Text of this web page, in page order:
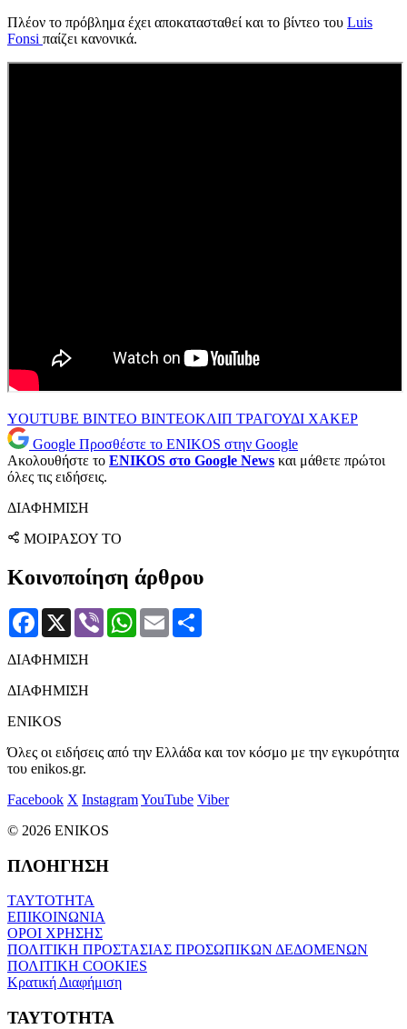
Πλέον το πρόβλημα έχει αποκατασταθεί και το βίντεο του Luis
Fonsi παίζει κανονικά.
YOUTUBE ΒΙΝΤΕΟ ΒΙΝΤΕΟΚΛΙΠ ΤΡΑΓΟΥΔΙ ΧΑΚΕΡ
Google Προσθέστε το ENIKOS στην Google
Ακολουθήστε το ENIKOS στο Google News και μάθετε πρώτοι
όλες τις ειδήσεις.
ΔΙΑΦΗΜΙΣΗ
ΜΟΙΡΑΣΟΥ ΤΟ
Κοινοποίηση άρθρου
Facebook
X Viber WhatsApp
Email
ΔΙΑΦΗΜΙΣΗ
ΔΙΑΦΗΜΙΣΗ
ENIKOS
Όλες οι ειδήσεις από την Ελλάδα και τον κόσμο με την εγκυρότητα
του enikos.gr.
Facebook X InstagramYouTube Viber
© 2026 ENIKOS
ΠΛΟΗΓΗΣΗ
ΤΑΥΤΟΤΗΤΑ
ΕΠΙΚΟΙΝΩΝΙΑ
ΟΡΟΙ ΧΡΗΣΗΣ
ΠΟΛΙΤΙΚΗ ΠΡΟΣΤΑΣΙΑΣ ΠΡΟΣΩΠΙΚΩΝ ΔΕΔΟΜΕΝΩΝ
ΠΟΛΙΤΙΚΗ COOKIES
Κρατική Διαφήμιση
ΤΑΥΤΟΤΗΤΑ